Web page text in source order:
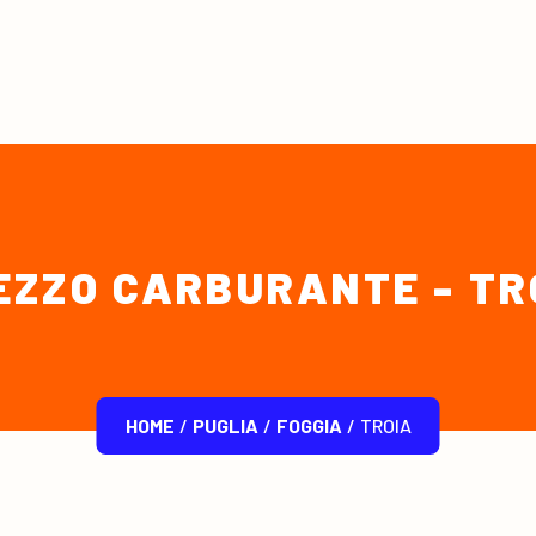
CARBURANTE -
HOME / PUGLIA / FOGGIA / TROIA